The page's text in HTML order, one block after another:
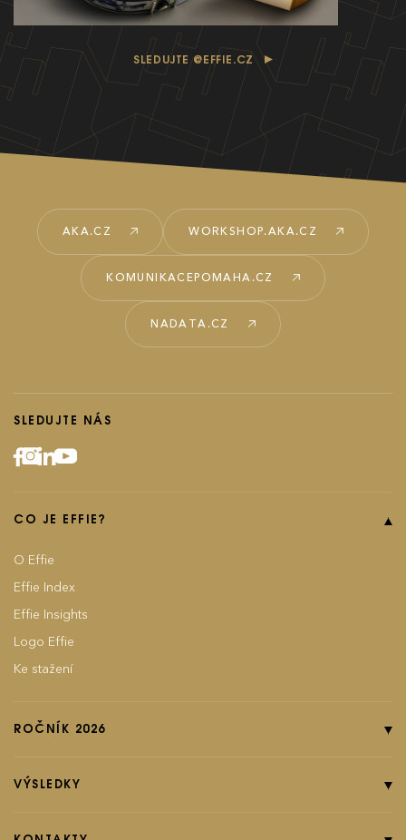
SLEDUJTE @EFFIE.CZ
AKA.CZ WORKSHOP.AKA.CZ
KOMUNIKACEPOMAHA.CZ
NADATA.CZ
SLEDUJTE NÁS
CO JE EFFIE?
O Effie
Effie Index
Effie Insights
Logo Effie
Ke stažení
ROČNÍK 2026
Pravidla soutěže
Poplatky
VÝSLEDKY
Ročník 2024